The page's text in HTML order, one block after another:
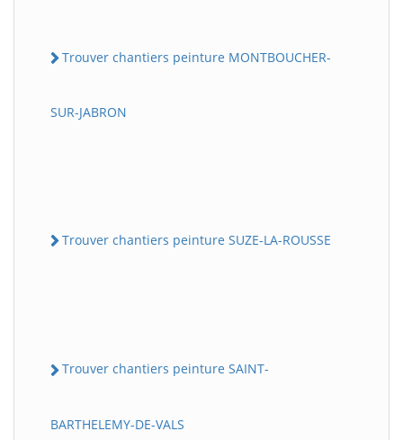
Trouver chantiers peinture MONTBOUCHER-
SUR-JABRON
Trouver chantiers peinture SUZE-LA-ROUSSE
Trouver chantiers peinture SAINT-
BARTHELEMY-DE-VALS